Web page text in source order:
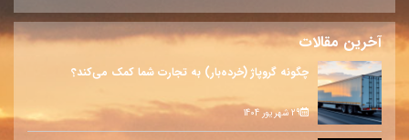
آخرین مقالات
چگونه گروپاژ (خرده‌بار) به تجارت شما کمک می‌کند؟
29 شهریور 1404